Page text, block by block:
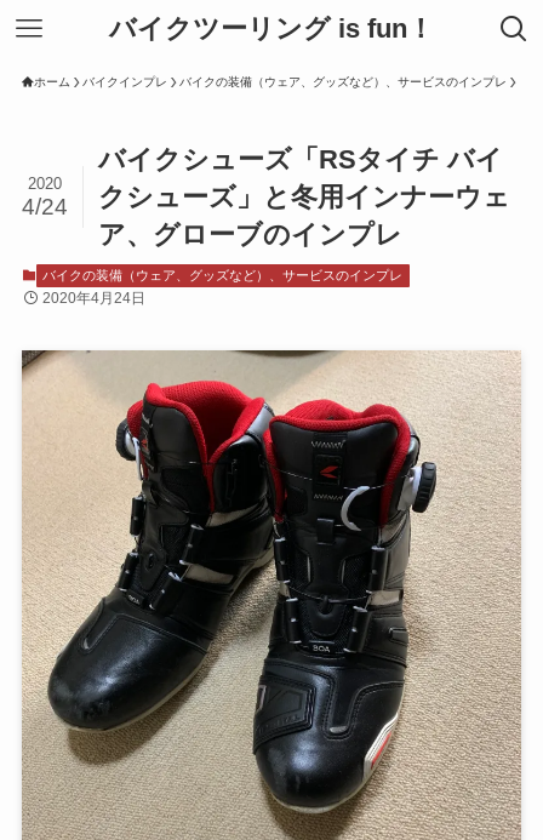
バイクツーリング is fun！
ホーム バイクインプレ バイクの装備（ウェア、グッズなど）、サービスのインプレ
バイクシューズ「RSタイチ バイ
クシューズ」と冬用インナーウェ
ア、グローブのインプレ
2020
4/24
バイクの装備（ウェア、グッズなど）、サービスのインプレ
2020年4月24日